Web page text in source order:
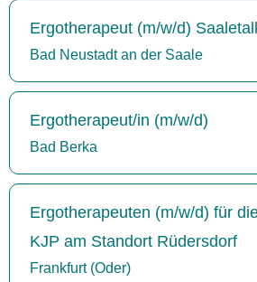
Ergotherapeut (m/w/d)
Bad Neustadt an der Saale
Ergotherapeut/in (m/w/d)
Bad Berka
Ergotherapeuten (m/w/d) für
KJP am Standort Rüdersdorf
Frankfurt (Oder)